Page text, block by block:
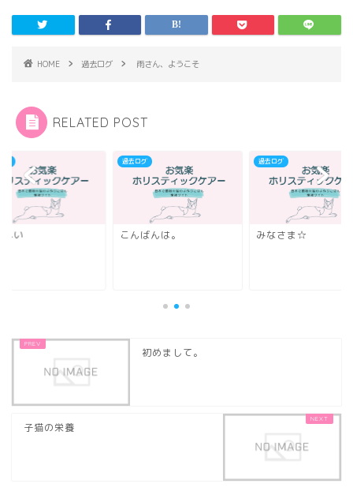
HOME 過去ログ 雨さん、ようこそ
RELATED POST
へい
過去ログ
こんばんは。
過去ログ
みなさま☆
初めまして。
子猫の栄養